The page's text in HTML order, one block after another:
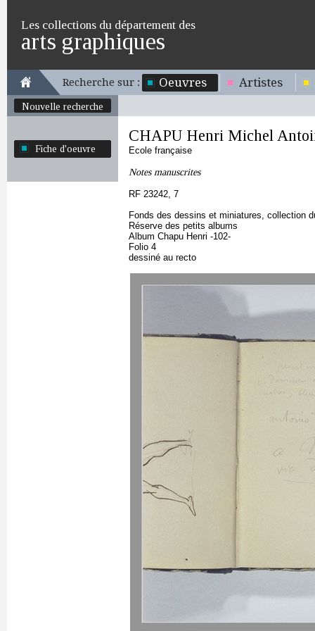
Les collections du département des
arts graphiques
Recherche sur : Oeuvres Artistes
Nouvelle recherche
Fiche d'oeuvre
CHAPU Henri Michel
Ecole française
Notes manuscrites
RF 23242, 7
Fonds des dessins et miniatures, collection
Réserve des petits albums
Album Chapu Henri -102-
Folio 4
dessiné au recto